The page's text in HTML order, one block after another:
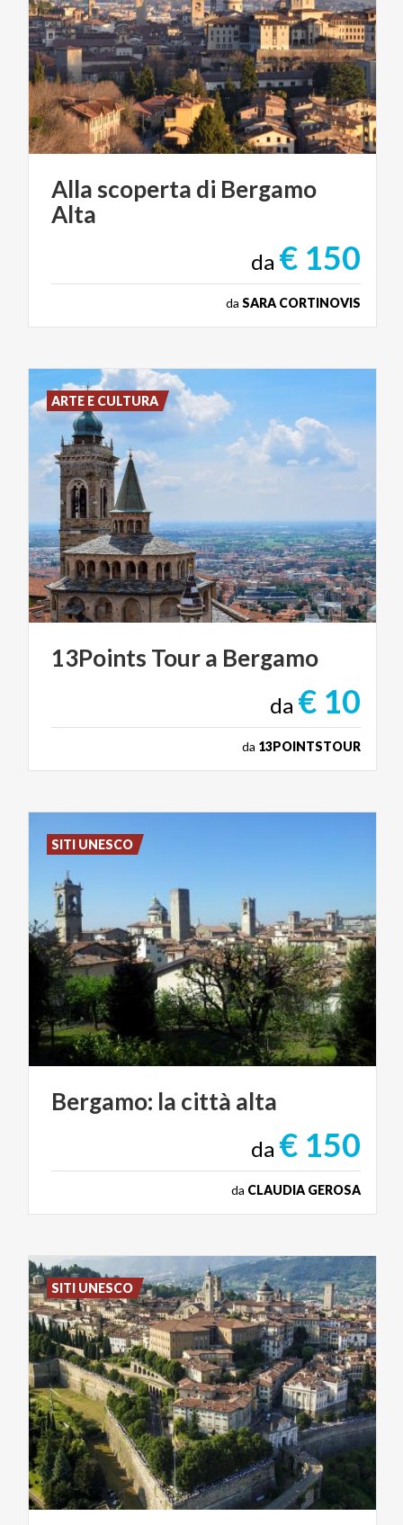
Alla scoperta di Bergamo
Alta
da € 150
da SARA CORTINOVIS
13Points Toura Bergamo
da € 10
da 13POINTSTOUR
ARTE E CULTURA
Bergamo: la città alta
da € 150
da CLAUDIA GEROSA
SITI UNESCO
SITI UNESCO